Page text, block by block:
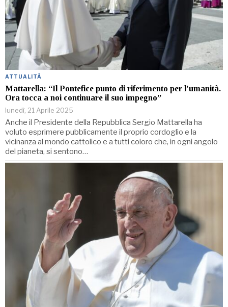
ATTUALITÀ
Mattarella: “Il Pontefice punto di riferimento per l’umanità.
Ora tocca a noi continuare il suo impegno”
lunedì, 21 Aprile 2025
Anche il Presidente della Repubblica Sergio Mattarella ha
voluto esprimere pubblicamente il proprio cordoglio e la
vicinanza al mondo cattolico e a tutti coloro che, in ogni angolo
del pianeta, si sentono…